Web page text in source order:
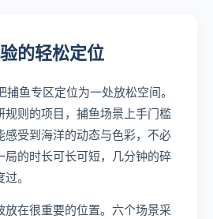
的轻松定位
捕鱼专区定位为一处放松空间。
规则的项目，捕鱼场景上手门槛
感受到海洋的动态与色彩，不必
局的时长可长可短，几分钟的碎
。
放在很重要的位置。六个场景采